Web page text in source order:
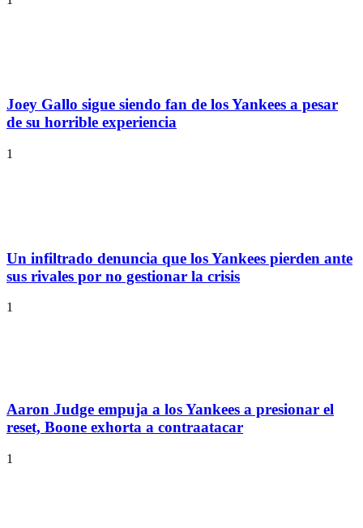
Joey Gallo sigue siendo fan de los Yankees a pesar
de su horrible experiencia
1
Un infiltrado denuncia que los Yankees pierden ante
sus rivales por no gestionar la crisis
1
Aaron Judge empuja a los Yankees a presionar el
reset, Boone exhorta a contraatacar
1